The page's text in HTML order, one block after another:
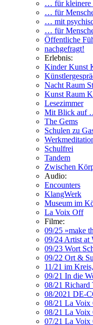
… für kleinere
… für
… mit
… für
Öffentliche
nachgefragt!
Erlebnis:
Kinder Kunst
Nacht Raum
Kunst Raum
Lesezimmer
Mit Blick auf
The Gems
Schulen zu
Schulfrei
Tandem
Zwischen
Audio:
Encounters
KlangWerk
Museum im
La Voix Off
Filme:
09/25 »make
09/24 Artist at
09/23 Wort
09/22 Ort &
11/21 im
09/21 In die
08/21 Richard
08/2021 DE-
08/21 La Voix
08/21 La Voix
07/21 La Voix